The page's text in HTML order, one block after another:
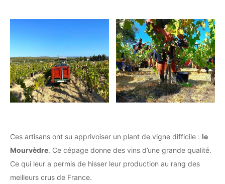
Ces artisans ont su apprivoiser un plant de vigne difficile : le
Mourvèdre. Ce cépage donne des vins d’une grande qualité.
Ce qui leur a permis de hisser leur production au rang des
meilleurs crus de France.